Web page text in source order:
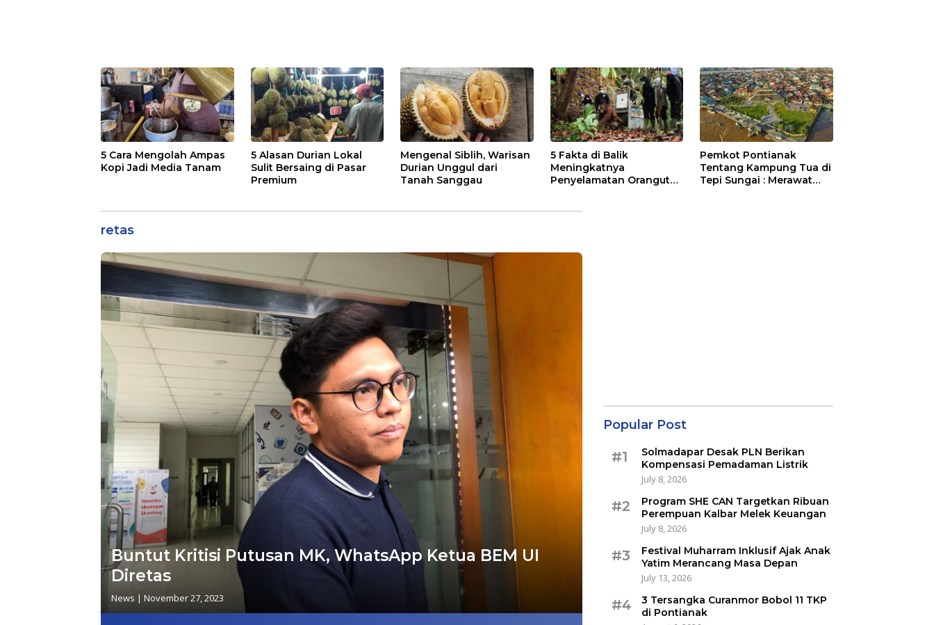
5 Cara Mengolah Ampas
Kopi Jadi Media Tanam
5 Alasan Durian Lokal
Sulit Bersaing di Pasar
Premium
Mengenal Siblih, Warisan
Durian Unggul dari
Tanah Sanggau
5 Fakta di Balik
Meningkatnya
Penyelamatan Orangutan
Pemkot Pontianak
Tentang Kampung Tua di
Tepi Sungai : Merawat
retas
Buntut Kritisi Putusan MK, WhatsApp Ketua BEM UI
Diretas
News | November 27, 2023
Popular Post
#1
Solmadapar Desak PLN Berikan
Kompensasi Pemadaman Listrik
July 8, 2026
#2
Program SHE CAN Targetkan Ribuan
Perempuan Kalbar Melek Keuangan
July 8, 2026
#3
Festival Muharram Inklusif Ajak Anak
Yatim Merancang Masa Depan
July 13, 2026
#4
3 Tersangka Curanmor Bobol 11 TKP
di Pontianak